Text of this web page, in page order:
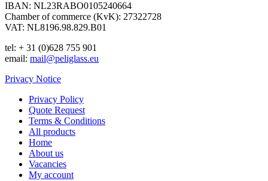
IBAN: NL23RABO0105240664
Chamber of commerce (KvK): 27322728
VAT: NL8196.98.829.B01
tel: + 31 (0)628 755 901
email: mail@peliglass.eu
Privacy Notice
Privacy Policy
Quote Request
Terms & Conditions
All products
Home
About us
Vacancies
My account